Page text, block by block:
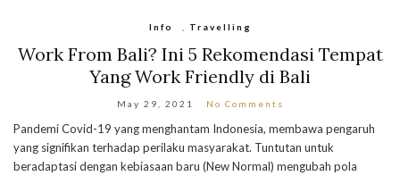
Info Travelling
Work From Bali? Ini 5 Rekomendasi Tempat
Yang Work Friendly di Bali
May 29, 2021 No Comments
Pandemi Covid-19 yang menghantam Indonesia, membawa pengaruh
yang signifikan terhadap perilaku masyarakat. Tuntutan untuk
beradaptasi dengan kebiasaan baru (New Normal) mengubah pola